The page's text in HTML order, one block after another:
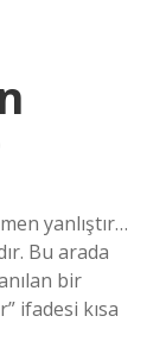
yanlıştır…
Bu arada
bir
ifadesi kısa